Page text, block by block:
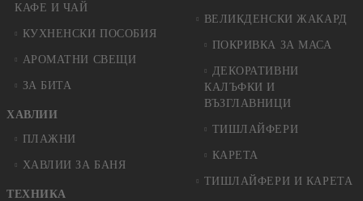
КАФЕ И ЧАЙ
КУХНЕНСКИ ПОСОБИЯ
АРОМАТНИ СВЕЩИ
ЗА БИТА
ХАВЛИИ
ПЛАЖНИ
ХАВЛИИ ЗА БАНЯ
ТЕХНИКА
ВЕЛИКДЕНСКИ ЖАКАРД
ПОКРИВКА ЗА МАСА
ДЕКОРАТИВНИ
КАЛЪФКИ И
ВЪЗГЛАВНИЦИ
ТИШЛАЙФЕРИ
КАРЕТА
ТИШЛАЙФЕРИ И КАРЕТА